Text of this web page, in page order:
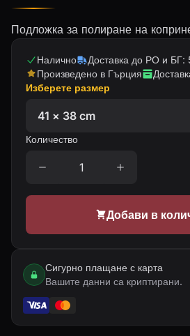
Подложка за полиране на
Налично
Доставка до РО и БГ:
Произведено в Гърция
Изберете размер
Количество
Добави в
Сигурно плащане с карта
Вашите данни са криптирани.